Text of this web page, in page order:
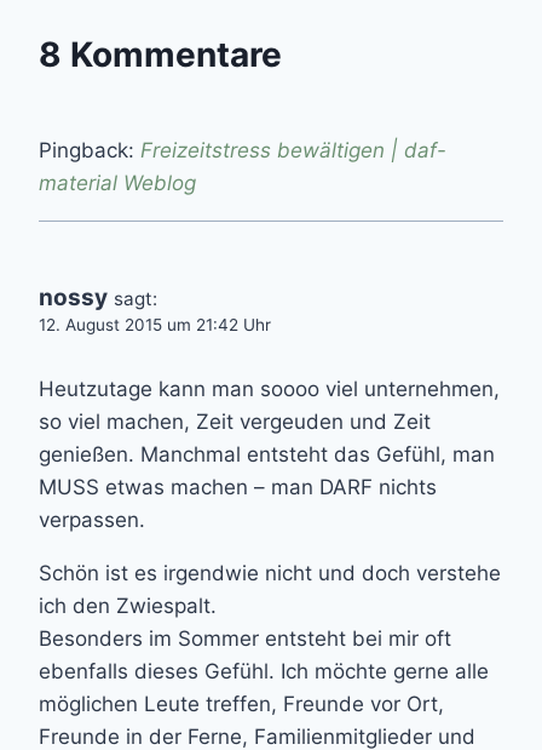
8 Kommentare
Pingback: Freizeitstress bewältigen | daf-
material Weblog
nossy sagt:
12. August 2015 um 21:42 Uhr
Heutzutage kann man soooo viel unternehmen,
so viel machen, Zeit vergeuden und Zeit
genießen. Manchmal entsteht das Gefühl, man
MUSS etwas machen – man DARF nichts
verpassen.
Schön ist es irgendwie nicht und doch verstehe
ich den Zwiespalt.
Besonders im Sommer entsteht bei mir oft
ebenfalls dieses Gefühl. Ich möchte gerne alle
möglichen Leute treffen, Freunde vor Ort,
Freunde in der Ferne, Familienmitglieder und